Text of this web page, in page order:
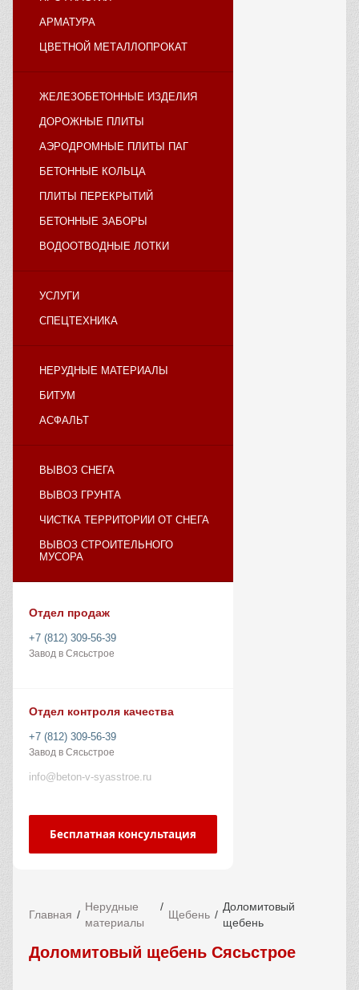
АРМАТУРА
ЦВЕТНОЙ МЕТАЛЛОПРОКАТ
ЖЕЛЕЗОБЕТОННЫЕ ИЗДЕЛИЯ
ДОРОЖНЫЕ ПЛИТЫ
АЭРОДРОМНЫЕ ПЛИТЫ ПАГ
БЕТОННЫЕ КОЛЬЦА
ПЛИТЫ ПЕРЕКРЫТИЙ
БЕТОННЫЕ ЗАБОРЫ
ВОДООТВОДНЫЕ ЛОТКИ
УСЛУГИ
СПЕЦТЕХНИКА
НЕРУДНЫЕ МАТЕРИАЛЫ
БИТУМ
АСФАЛЬТ
ВЫВОЗ СНЕГА
ВЫВОЗ ГРУНТА
ЧИСТКА ТЕРРИТОРИИ ОТ СНЕГА
ВЫВОЗ СТРОИТЕЛЬНОГО
МУСОРА
Отдел продаж
+7 (812) 309-56-39
Завод в Сясьстрое
Отдел контроля качества
+7 (812) 309-56-39
Завод в Сясьстрое
info@beton-v-syasstroe.ru
Бесплатная консультация
Главная
Нерудные
материалы
Щебень
Доломитовый
щебень
Доломитовый щебень Сясьстрое